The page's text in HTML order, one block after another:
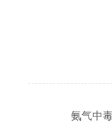
氨气中毒